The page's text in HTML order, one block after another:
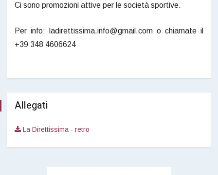
Ci sono promozioni attive per le società sportive.
Per info: ladirettissima.info@gmail.com o chiamate il
+39 348 4606624
Allegati
La Direttissima - retro